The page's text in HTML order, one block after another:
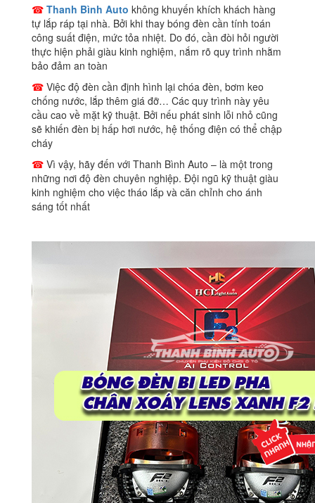
☎ Thanh Bình Auto không khuyến khích khách hàng
tự lắp ráp tại nhà. Bởi khi thay bóng đèn cần tính toán
công suất điện, mức tỏa nhiệt. Do đó, cần đòi hỏi người
thực hiện phải giàu kinh nghiệm, nắm rõ quy trình nhằm
bảo đảm an toàn
☎ Việc độ đèn cần định hình lại chóa đèn, bơm keo
chống nước, lắp thêm giá đỡ… Các quy trình này yêu
cầu cao về mặt kỹ thuật. Bởi nếu phát sinh lỗi nhỏ cũng
sẽ khiến đèn bị hấp hơi nước, hệ thống điện có thể chập
cháy
☎ Vì vậy, hãy đến với Thanh Bình Auto – là một trong
những nơi độ đèn chuyên nghiệp. Đội ngũ kỹ thuật giàu
kinh nghiệm cho việc tháo lắp và căn chỉnh cho ánh
sáng tốt nhất